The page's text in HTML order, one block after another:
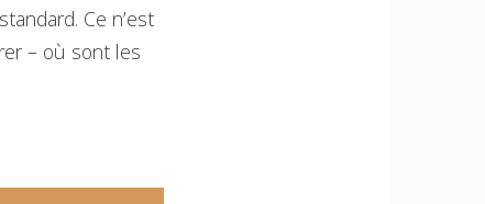
Ce n’est
– où sont les